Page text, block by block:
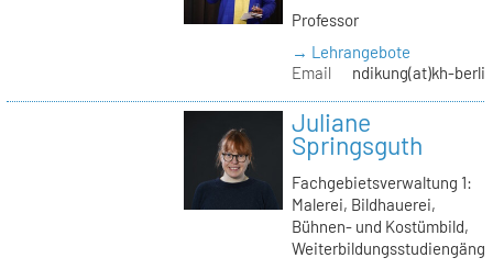
Professor
→ Lehrangebote
Email
ndikung(at)kh-
Juliane
Springsguth
Fachgebietsverwaltung 1:
Malerei, Bildhauerei,
Bühnen- und Kostümbild,
Weiterbildungsstudiengänge